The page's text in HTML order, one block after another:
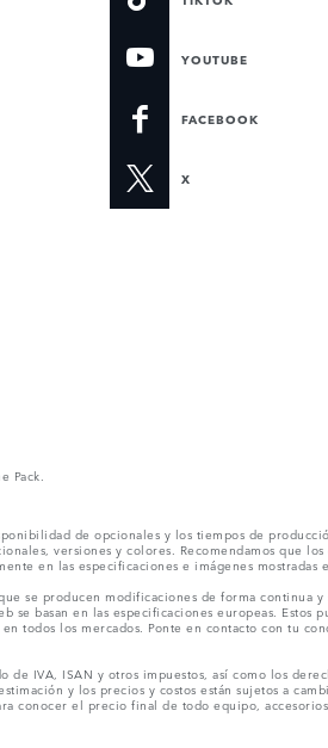
YOUTUBE
FACEBOOK
X
Pack.
de opcionales y los tiempos de
versiones y colores. Recomendamos que
en las especificaciones e imágenes mostradas
se producen modificaciones de forma continua
basan en las especificaciones europeas. Estos
todos los mercados. Ponte en contacto con tu
IVA, ISAN y otros impuestos, así como los
y los precios y costos están sujetos a
conocer el precio final de todo equipo, accesorios